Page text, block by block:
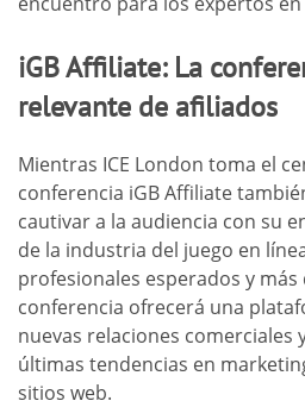
iGB Affiliate: La
relevante de afiliados
Mientras ICE London toma el
conferencia iGB Affiliate
cautivar a la audiencia con su
de la industria del juego en
profesionales esperados y más
conferencia ofrecerá una
nuevas relaciones comerciales
últimas tendencias en
sitios web.